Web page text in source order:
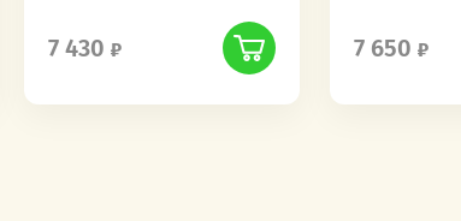
7 430 7 650